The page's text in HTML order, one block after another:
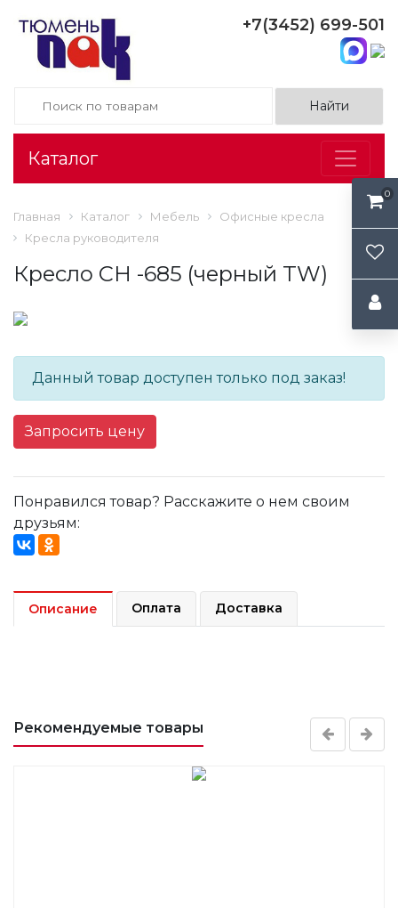
0
+7(3452) 699-501
Каталог
Главная Каталог Мебель
Офисные кресла
Кресла руководителя
Кресло СН -685 (черный TW)
Данный товар доступен только под заказ!
Запросить цену
Понравился товар? Расскажите о нем своим
друзьям:
Описание Оплата Доставка
Рекомендуемые товары